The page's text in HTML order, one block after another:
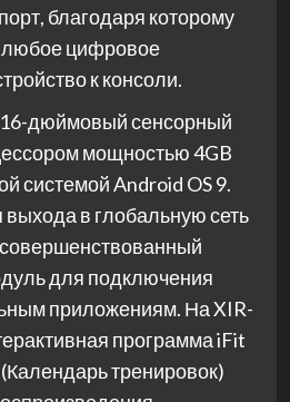
благодаря которому
цифровое
к консоли.
дюймовый сенсорный
мощностью 4GB
системой Android OS 9.
в глобальную сеть
для подключения
приложениям. На XIR-
программа iFit
тренировок)